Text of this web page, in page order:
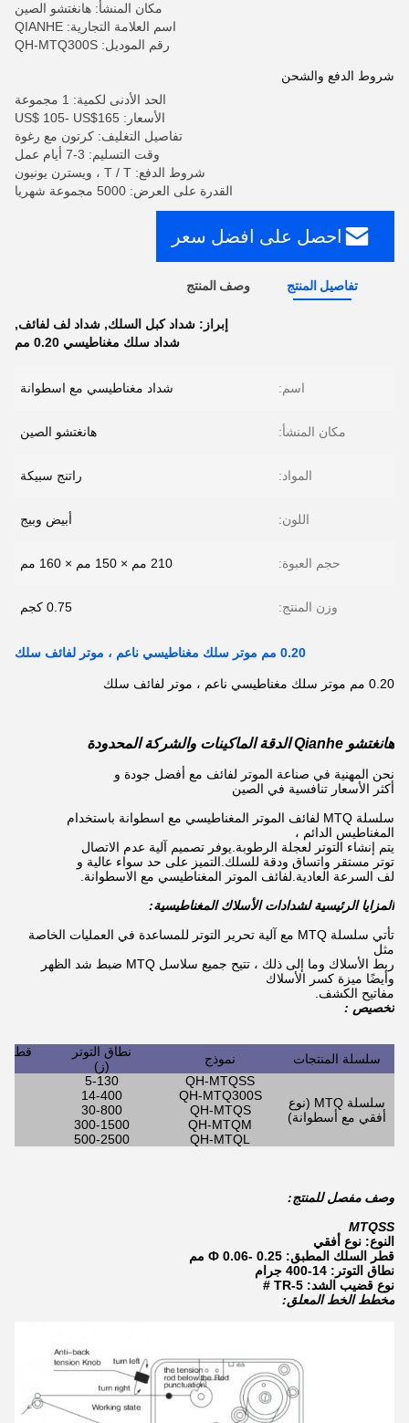
مكان المنشأ: هانغتشو الصين
اسم العلامة التجارية: QIANHE
رقم الموديل: QH-MTQ300S
شروط الدفع والشحن
الحد الأدنى لكمية: 1 مجموعة
الأسعار: US$ 105- US$165
تفاصيل التغليف: كرتون مع رغوة
وقت التسليم: 3-7 أيام عمل
شروط الدفع: T / T ، ويسترن يونيون
القدرة على العرض: 5000 مجموعة شهريا
احصل على افضل سعر
تفاصيل المنتج وصف المنتج
إبراز: شداد كبل السلك, شداد لف لفائف,
شداد سلك مغناطيسي 0.20 مم
اسم: شداد مغناطيسي مع اسطوانة
مكان المنشأ: هانغتشو الصين
المواد: راتنج سبيكة
اللون: أبيض وبيج
حجم العبوة: 210 مم × 150 مم × 160 مم
وزن المنتج: 0.75 كجم
0.20 مم موتر سلك مغناطيسي ناعم ، موتر لفائف سلك
0.20 مم موتر سلك مغناطيسي ناعم ، موتر لفائف سلك
هانغتشو Qianhe الدقة الماكينات والشركة المحدودة
نحن المهنية في صناعة الموتر لفائف مع أفضل جودة و
أكثر الأسعار تنافسية في الصين
سلسلة MTQ لفائف الموتر المغناطيسي مع اسطوانة باستخدام
المغناطيس الدائم ،
يتم إنشاء التوتر لعجلة الرطوبة.يوفر تصميم آلية عدم الاتصال
توتر مستقر واتساق ودقة للسلك.التميز على حد سواء عالية و
لف السرعة العادية.لفائف الموتر المغناطيسي مع الاسطوانة.
المزايا الرئيسية لشدادات الأسلاك المغناطيسية:
تأتي سلسلة MTQ مع آلية تحرير التوتر للمساعدة في العمليات الخاصة
مثل
ربط الأسلاك وما إلى ذلك ، تتيح جميع سلاسل MTQ ضبط شد الظهر
وأيضًا ميزة كسر الأسلاك
مفاتيح الكشف.
تخصيص :
سلسلة المنتجات نموذج نطاق التوتر
قطر
(ز)
سلسلة MTQ (نوع
أفقي مع أسطوانة)
QH-MTQSS
5-130
QH-MTQ300S
14-400
QH-MTQS
30-800
QH-MTQM
300-1500
QH-MTQL
500-2500
وصف مفصل للمنتج:
MTQSS
النوع: نوع أفقي
قطر السلك المطبق: Ф 0.06- 0.25 مم
نطاق التوتر: 14-400 جرام
نوع قضيب الشد: TR-5 #
مخطط الخط المعلق: